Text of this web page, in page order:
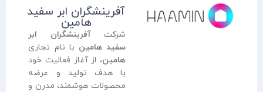
آفرینشگران ابر سفید
هامین
شرکتآفرینشگران ابر
سفید هامین با نام تجاری
هامین، از آغاز فعالیت خود
با هدف تولید و عرضه
محصولات هوشمند، مدرن و